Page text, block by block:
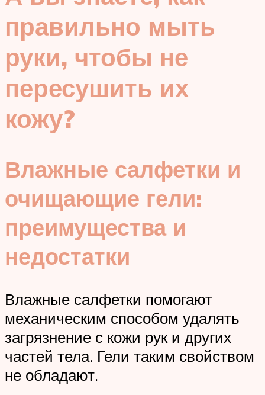
правильно мыть
руки, чтобы не
пересушить их
кожу?
Влажные салфетки и
очищающие гели:
преимущества и
недостатки
Влажные салфетки помогают
механическим способом удалять
загрязнение с кожи рук и других
частей тела. Гели таким свойством
не обладают.